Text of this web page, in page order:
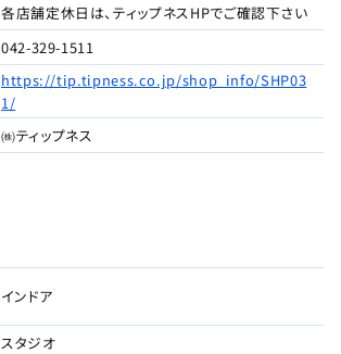
各店舗定休日は、ティップネスHPでご確認下さい
042-329-1511
https://tip.tipness.co.jp/shop_info/SHP03
1/
㈱ティップネス
インドア
スタジオ